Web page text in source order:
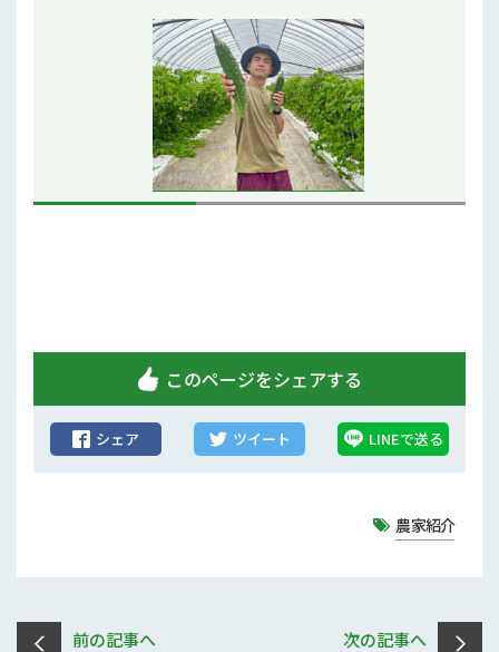
このページをシェアする
シェア ツイート LINEで送る
農家紹介
前の記事へ 次の記事へ